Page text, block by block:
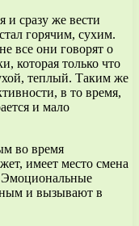
и сразу же вести
горячим, сухим.
все они говорят о
которая только что
теплый. Таким же
в то время,
и мало
во время
имеет место смена
и вызывают в